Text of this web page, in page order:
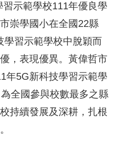
示範學校111年優良學
崇學國小在全國22縣
學習示範學校中脫穎而
，表現優異。黃偉哲市
年5G新科技學習示範學
全國參與校數最多之縣
持續發展及深耕，扎根